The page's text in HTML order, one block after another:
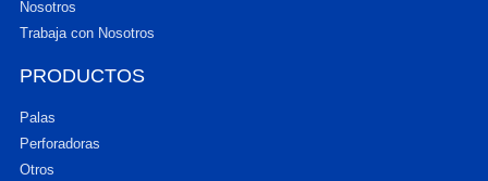
Nosotros
Trabaja con Nosotros
PRODUCTOS
Palas
Perforadoras
Otros